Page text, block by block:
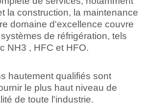
la construction, la maintenance
domaine d'excellence couvre
de réfrigération, tels
NH3 , HFC et HFO.
hautement qualifiés sont
le plus haut niveau de
de toute l'industrie.